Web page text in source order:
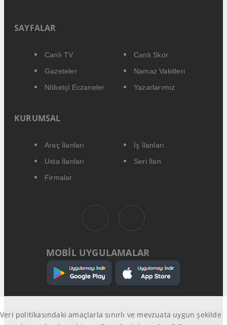
SAYFALAR
Canlı TV
Canlı Skor
Gazeteler
Namaz Vakitleri
Nöbetçi Eczaneler
Yazarlarımız
KURUMSAL
Araç İlanları
İş İlanları
Usta İlanları
Seri İlan
Firmalar
MOBİL UYGULAMALAR
© 2026 BodrumXL - Tüm Hakları Saklıdır.
Veri politikasındaki amaçlarla sınırlı ve mevzuata uygun şekilde